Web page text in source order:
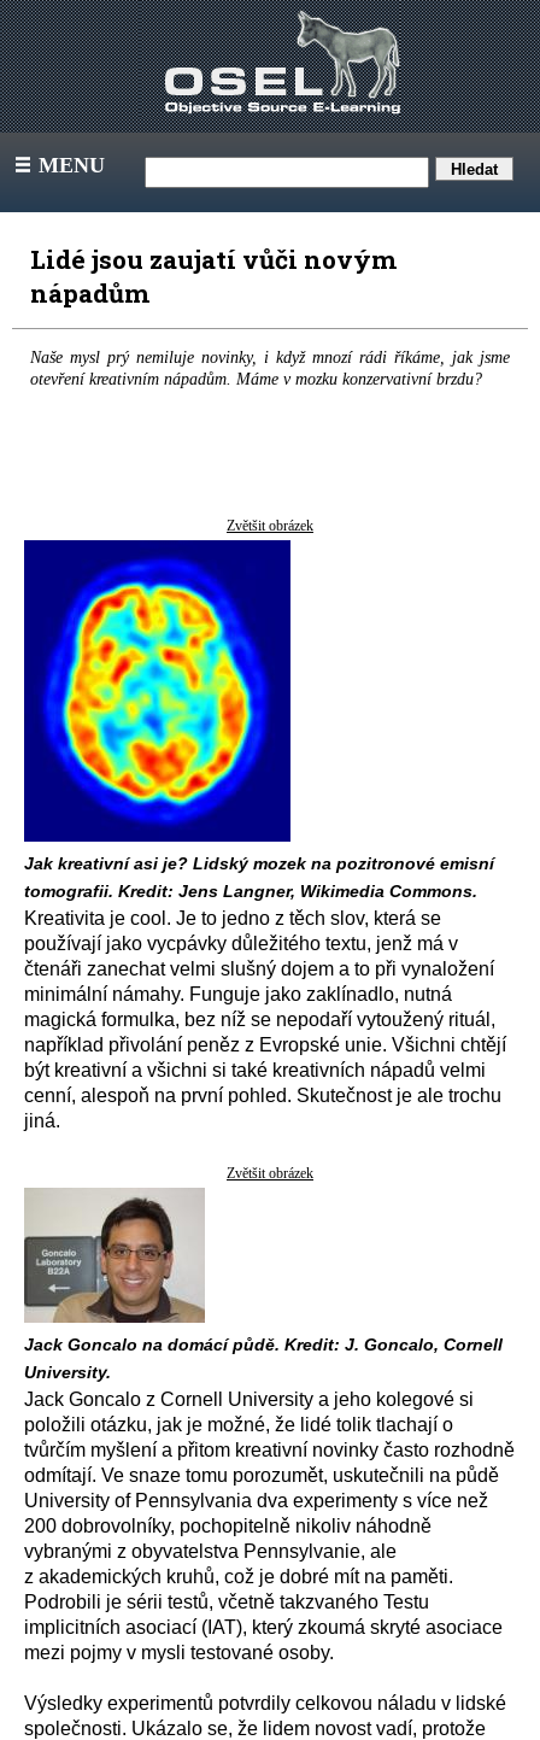
III MENU
Lidé jsou zaujatí vůči novým
nápadům
Naše mysl prý nemiluje novinky, i když mnozí rádi říkáme, jak jsme
otevření kreativním nápadům. Máme v mozku konzervativní brzdu?
Zvětšit obrázek
Jak kreativní asi je? Lidský mozek na pozitronové emisní
tomografii. Kredit: Jens Langner, Wikimedia Commons.
Kreativita je cool. Je to jedno z těch slov, která se
používají jako vycpávky důležitého textu, jenž má v
čtenáři zanechat velmi slušný dojem a to při vynaložení
minimální námahy. Funguje jako zaklínadlo, nutná
magická formulka, bez níž se nepodaří vytoužený rituál,
například přivolání peněz z Evropské unie. Všichni chtějí
být kreativní a všichni si také kreativních nápadů velmi
cenní, alespoň na první pohled. Skutečnost je ale trochu
jiná.
Zvětšit obrázek
Jack Goncalo na domácí půdě. Kredit: J. Goncalo, Cornell
University.
Jack Goncalo z Cornell University a jeho kolegové si
položili otázku, jak je možné, že lidé tolik tlachají o
tvůrčím myšlení a přitom kreativní novinky často rozhodně
odmítají. Ve snaze tomu porozumět, uskutečnili na půdě
University of Pennsylvania dva experimenty s více než
200 dobrovolníky, pochopitelně nikoliv náhodně
vybranými z obyvatelstva Pennsylvanie, ale
z akademických kruhů, což je dobré mít na paměti.
Podrobili je sérii testů, včetně takzvaného Testu
implicitních asociací (IAT), který zkoumá skryté asociace
mezi pojmy v mysli testované osoby.
Výsledky experimentů potvrdily celkovou náladu v lidské
společnosti. Ukázalo se, že lidem novost vadí, protože